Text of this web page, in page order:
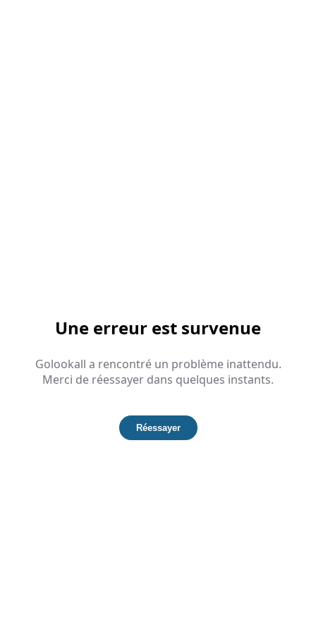
Une erreur est survenue
Golookall a rencontré un problème inattendu.
Merci de réessayer dans quelques instants.
Réessayer